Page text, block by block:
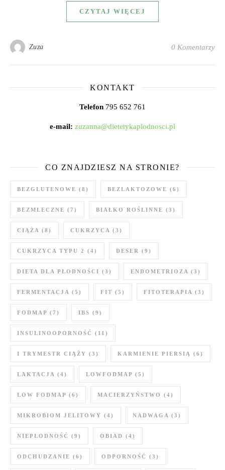
CZYTAJ WIĘCEJ
Zuza 0 Komentarzy
KONTAKT
Telefon 795 652 761
e-mail: zuzanna@dietetykaplodnosci.pl
CO ZNAJDZIESZ NA STRONIE?
BEZGLUTENOWE (8) BEZLAKTOZOWE (6)
BEZMLECZNE (7) BIAŁKO ROŚLINNE (3)
CIĄŻA (8) CUKRZYCA (3)
CUKRZYCA TYPU 2 (4) DESER (9)
DIETA DLA PŁODNOŚCI (3) ENDOMETRIOZA (3)
FERMENTACJA (5) FIT (5) FITOTERAPIA (3)
FODMAP (7) IBS (9)
INSULINOOPORNOŚĆ (11)
I TRYMESTR CIĄŻY (3) KARMIENIE PIERSIĄ (6)
LAKTACJA (4) LOWFODMAP (5)
LOW FODMAP (6) MACIERZYŃSTWO (4)
MIKROBIOM JELITOWY (4) NADWAGA (3)
NIEPŁODNOŚĆ (9) OBIAD (4)
ODCHUDZANIE (6) ODPORNOŚĆ (3)